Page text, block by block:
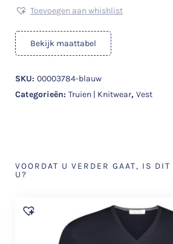
Toevoegen aan whishlist
Bekijk maattabel
SKU: 00003784-blauw
Categorieën: Truien | Knitwear, Vest
VOORDAT U VERDER GAAT, IS DIT
U?